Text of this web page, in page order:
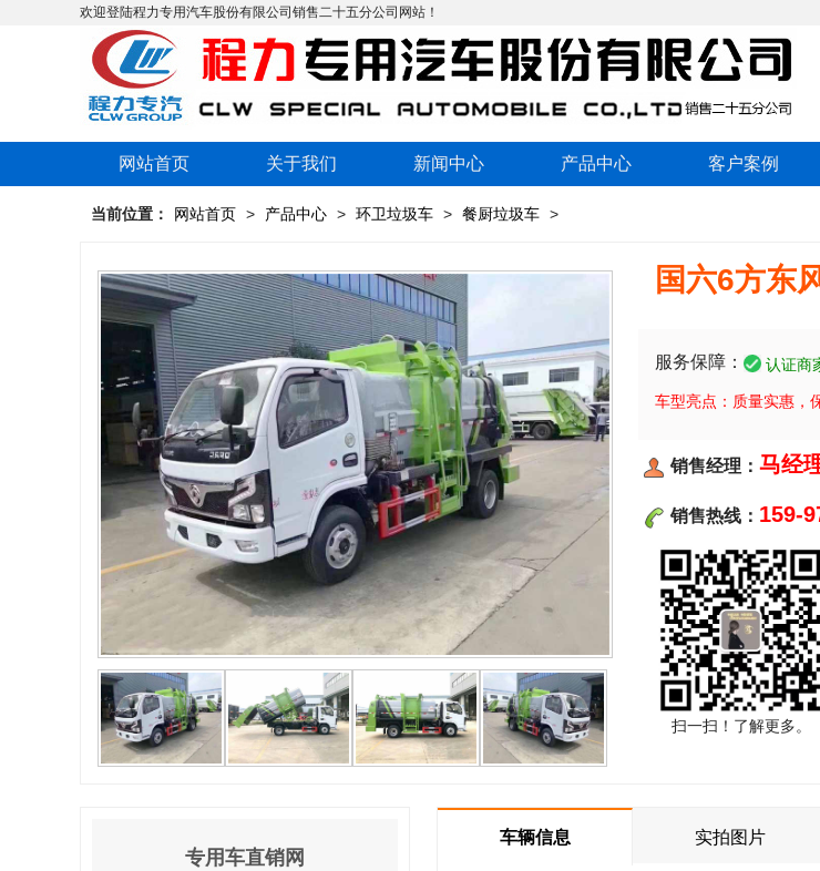
欢迎登陆程力专用汽车股份有限公司销售二十五分公司网站！
网站首页 关于我们 新闻中心 产品中心 客户案例
当前位置： 网站首页 > 产品中心 > 环卫垃圾车 > 餐厨垃圾车 >
国六6方东
服务保障： 认证商
车型亮点：质量实惠，
销售经理： 马经
销售热线： 159-
扫一扫！了解更多。
车辆信息 实拍图片
专用车直销网